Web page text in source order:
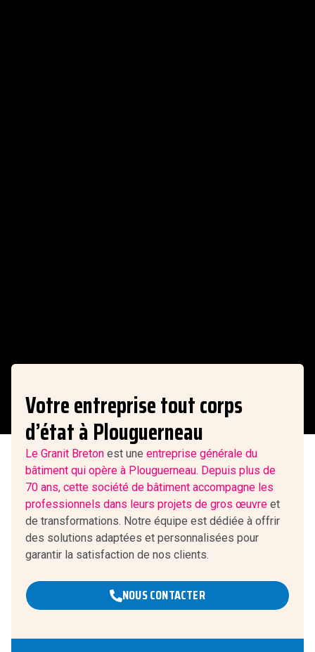
Votre entreprise tout corps
d’état à Plouguerneau
Le Granit Breton est une entreprise générale du
bâtiment qui opère à Plouguerneau. Depuis plus de
70 ans, cette société de bâtiment accompagne les
professionnels dans leurs projets de gros œuvre et
de transformations. Notre équipe est dédiée à offrir
des solutions adaptées et personnalisées pour
garantir la satisfaction de nos clients.
NOUS CONTACTER